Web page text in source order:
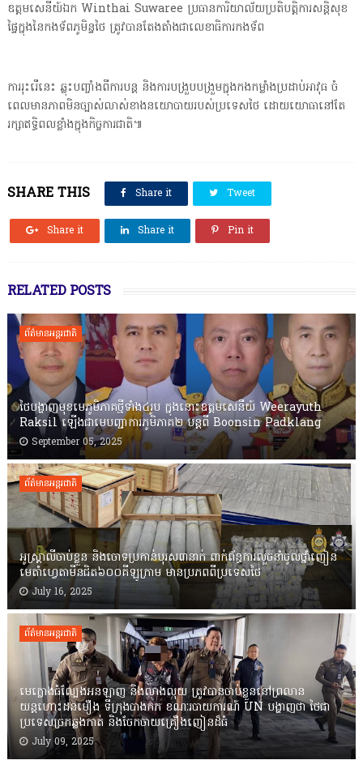
ឧត្តមសេនីយ៍ឯក Winthai Suwaree ប្រធានការិយាល័យប្រតិបត្តិការសន្តិសុខ
ផ្ទៃក្នុងនៃកងទ័ពភូមិន្ទថៃ ត្រូវបានតែងតាំងជាលេខាធិការកងទ័ព
ការរុះរើនេះ ឆ្លុះបញ្ចាំងពីការបន្ត និងការបង្រួបបង្រួមក្នុងកងកម្លាំងប្រដាប់អាវុធ ចំ
ពេលមានភាពមិនច្បាស់លាស់ខាងនយោបាយរបស់ប្រទេសថៃ ដោយយោធានៅតែ
រក្សាឥទ្ធិពលខ្លាំងក្នុងកិច្ចការជាតិ៕
SHARE THIS Share it Tweet
Share it Share it Pin it
RELATED POSTS
ព័ត៌មានអន្តរជាតិ
ថៃបង្ហាញមុខមេភូមិភាគថ្មីទាំង៤រូប ក្នុងនោះឧត្តមសេនីយ៍ Weerayuth
Raksil ឡើងជាមេបញ្ជាការភូមិភាគ២ បន្តពី Boonsin Padklang
September 05, 2025
ព័ត៌មានអន្តរជាតិ
អូស្រ្តាលីចាប់ខ្លួន និងចោទប្រកាន់បុរស៣នាក់ ពាក់ព័ន្ធការលួចនាំចូលថ្នាំញៀន
មេតាំហ្វេតាមីនជិត៦០០គីឡូក្រាម មានប្រភពពីប្រទេសថៃ
July 16, 2025
ព័ត៌មានអន្តរជាតិ
មេក្លោងធំល្បែងអនឡាញ និងលាងលុយ ត្រូវបានចាប់ខ្លួននៅព្រលាន
យន្តហោះដនមឿង ទីក្រុងបាងកក ខណៈរបាយការណ៍ UN បង្ហាញថា ថៃជា
ប្រទេសច្រកឆ្លងកាត់ និងចែកចាយគ្រឿងញៀនដ៏ធំ
July 09, 2025